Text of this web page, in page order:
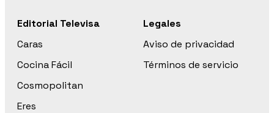
Editorial Televisa
Caras
Cocina Fácil
Cosmopolitan
Eres
Legales
Aviso de privacidad
Términos de servicio